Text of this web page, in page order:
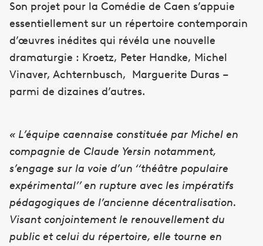
Son projet pour la Comédie de Caen s’appuie
essentiellement sur un répertoire contemporain
d’œuvres inédites qui révéla une nouvelle
dramaturgie : Kroetz, Peter Handke, Michel
Vinaver, Achternbusch, Marguerite Duras –
parmi de dizaines d’autres.
« L’équipe caennaise constituée par Michel en
compagnie de Claude Yersin notamment,
s’engage sur la voie d’un ‘‘théâtre populaire
expérimental’’ en rupture avec les impératifs
pédagogiques de l’ancienne décentralisation.
Visant conjointement le renouvellement du
public et celui du répertoire, elle tourne en